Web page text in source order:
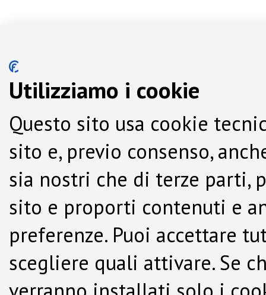
Utilizziamo i cookie
Questo sito usa cookie
sito e, previo consenso,
sia nostri che di terze parti,
sito e proporti contenuti e
preferenze. Puoi accettare
scegliere quali attivare. Se